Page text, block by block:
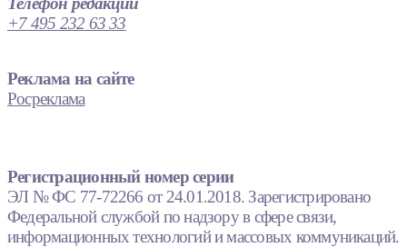
+7 495 232 63 33
Реклама на сайте
Росреклама
Регистрационный номер серии
ЭЛ № ФС 77-72266 от 24.01.2018. Зарегистрировано
Федеральной службой по надзору в сфере связи,
информационных технологий и массовых коммуникаций.